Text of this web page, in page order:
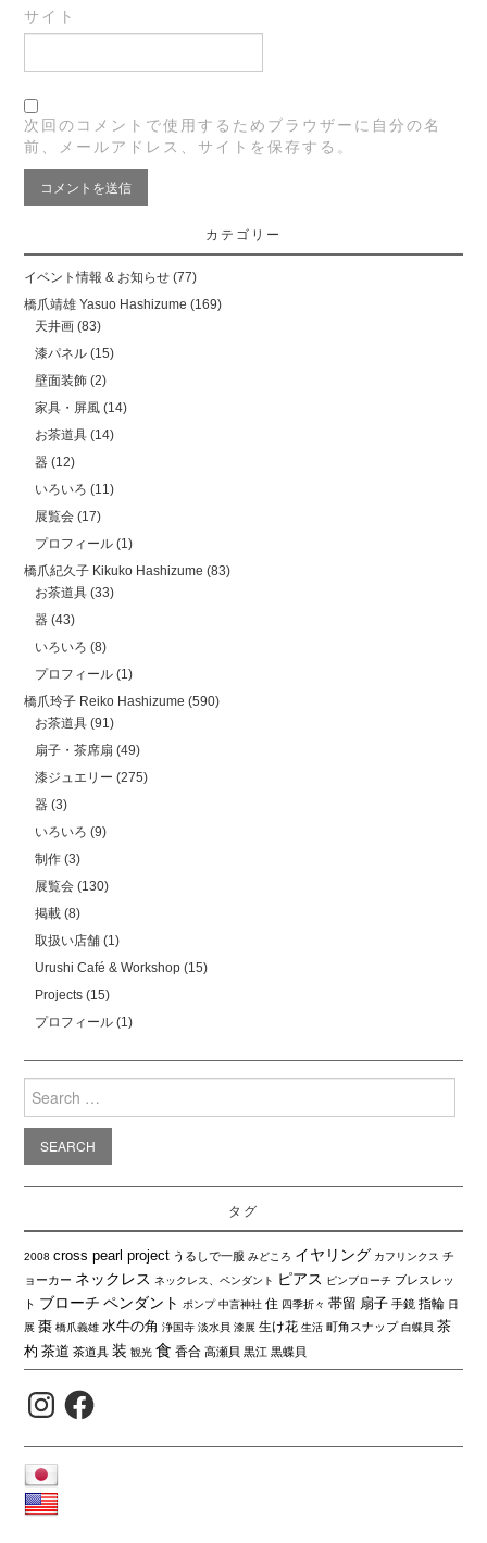
サイト
次回のコメントで使用するためブラウザーに自分の名
前、メールアドレス、サイトを保存する。
カテゴリー
イベント情報 & お知らせ (77)
橋爪靖雄 Yasuo Hashizume (169)
天井画 (83)
漆パネル (15)
壁面装飾 (2)
家具・屏風 (14)
お茶道具 (14)
器 (12)
いろいろ (11)
展覧会 (17)
プロフィール (1)
橋爪紀久子 Kikuko Hashizume (83)
お茶道具 (33)
器 (43)
いろいろ (8)
プロフィール (1)
橋爪玲子 Reiko Hashizume (590)
お茶道具 (91)
扇子・茶席扇 (49)
漆ジュエリー (275)
器 (3)
いろいろ (9)
制作 (3)
展覧会 (130)
掲載 (8)
取扱い店舗 (1)
Urushi Café & Workshop (15)
Projects (15)
プロフィール (1)
for:
タグ
2008 cross pearl project うるしで一服 みどころ イヤリング カフリンクス チ
ョーカー ネックレス ネックレス、ペンダント ピアス ピンブローチ ブレスレッ
ト ブローチ ペンダント ポンプ 中言神社 住 四季折々 帯留 扇子 手鏡 指輪 日
展 棗 橋爪義雄 水牛の角 浄国寺 淡水貝 漆展 生け花 生活 町角スナップ 白蝶貝 茶
杓 茶道 茶道具 装 観光 食 香合 高瀬貝 黒江 黒蝶貝
InstagramFacebook